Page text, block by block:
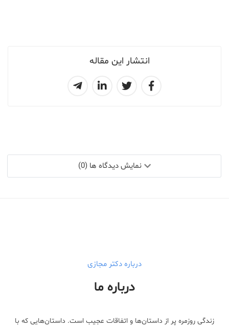
انتشار این مقاله
نمایش دیدگاه ها (0)
درباره دکتر مجازی
درباره ما
زندگی روزمره پر از داستان‌ها و اتفاقات عجیب است. داستان‌هایی که با